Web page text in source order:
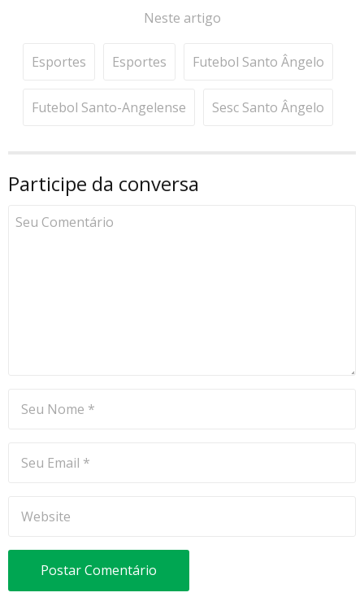
Neste artigo
Esportes Esportes Futebol Santo Ângelo
Futebol Santo-Angelense Sesc Santo Ângelo
Participe da conversa